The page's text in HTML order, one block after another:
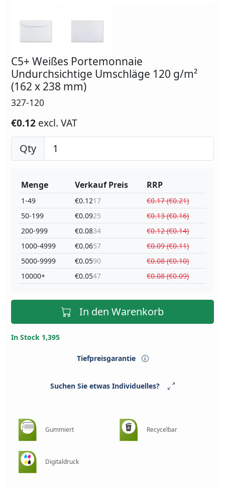
C5+ Weißes Portemonnaie
Undurchsichtige Umschläge 120 g/m²
(162 x 238 mm)
327-120
€0.12 excl. VAT
Qty
Menge
1-49
50-199
200-999
1000-4999
5000-9999
10000+
Verkauf Preis
€0.1217
€0.0925
€0.0834
€0.0657
€0.0590
€0.0547
RRP
€0.17 (€0.21)
€0.13 (€0.16)
€0.12 (€0.14)
€0.09 (€0.11)
€0.08 (€0.10)
€0.08 (€0.09)
In den Warenkorb
In Stock 1,395
Tiefpreisgarantie
Suchen Sie etwas Individuelles?
Gummiert Recycelbar
Digitaldruck